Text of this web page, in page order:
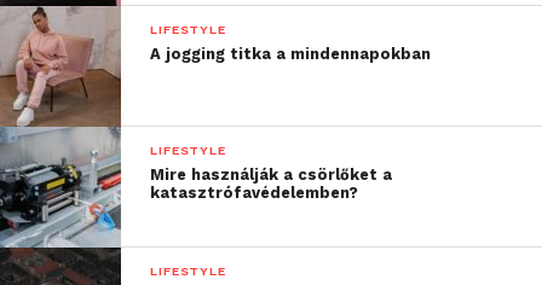
LIFESTYLE
A jogging titka a mindennapokban
LIFESTYLE
Mire használják a csörlőket a
katasztrófavédelemben?
LIFESTYLE